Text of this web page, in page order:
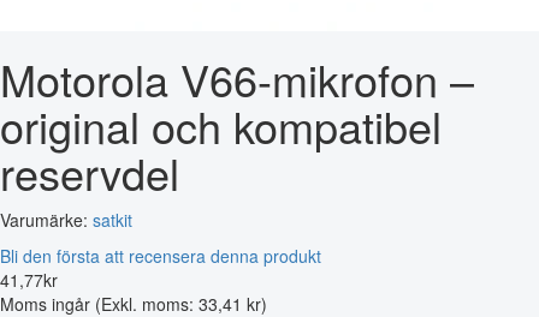
Motorola V66-mikrofon –
original och kompatibel
reservdel
Varumärke: satkit
Bli den första att recensera denna produkt
41 ,77kr
Moms ingår (Exkl. moms: 33,41 kr)